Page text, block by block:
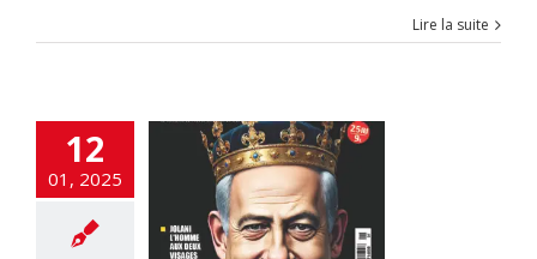
Lire la suite
12
01, 2025
Droit ETATS-
Fondation
Gaz israélien
DE GAZA
Hezbollah
Humour
à la haine Inde